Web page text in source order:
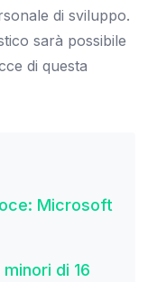
di sviluppo.
sarà possibile
di questa
Microsoft
di 16